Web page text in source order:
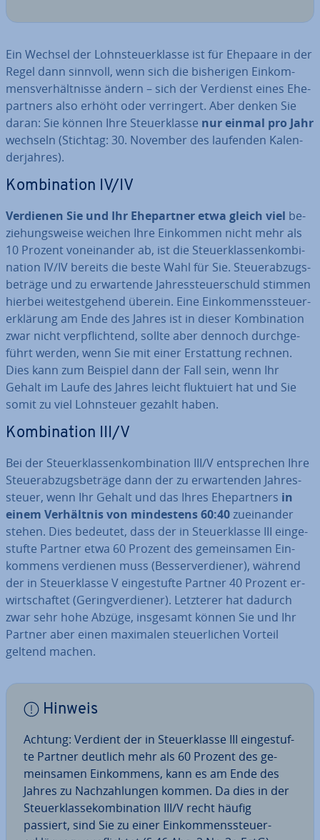
Ein Wechsel der Lohn­steu­er­klas­se ist für Ehepaare in der
Regel dann sinnvoll, wenn sich die bis­he­ri­gen Ein­kom­
mens­ver­hält­nis­se ändern – sich der Verdienst eines Ehe­
part­ners also erhöht oder ver­rin­gert. Aber denken Sie
daran: Sie können Ihre Steu­er­klas­se nur einmal pro Jahr
wechseln (Stichtag: 30. November des laufenden Ka­len­
der­jah­res).
Kom­bi­na­ti­on IV/IV
Verdienen Sie und Ihr Ehe­part­ner etwa gleich viel be­
zie­hungs­wei­se weichen Ihre Einkommen nicht mehr als
10 Prozent von­ein­an­der ab, ist die Steu­er­klas­sen­kom­bi­
na­ti­on IV/IV bereits die beste Wahl für Sie. Steu­er­ab­zugs­
be­trä­ge und zu er­war­ten­de Jah­res­steu­er­schuld stimmen
hierbei wei­test­ge­hend überein. Eine Ein­kom­mens­steu­er­
erklä­rung am Ende des Jahres ist in dieser Kom­bi­na­ti­on
zwar nicht ver­pflich­tend, sollte aber dennoch durch­ge­
führt werden, wenn Sie mit einer Er­stat­tung rechnen.
Dies kann zum Beispiel dann der Fall sein, wenn Ihr
Gehalt im Laufe des Jahres leicht fluk­tu­iert hat und Sie
somit zu viel Lohn­steu­er gezahlt haben.
Kom­bi­na­ti­on III/V
Bei der Steu­er­klas­sen­kom­bi­na­ti­on III/V ent­spre­chen Ihre
Steu­er­ab­zugs­be­trä­ge dann der zu er­war­ten­den Jah­res­
steu­er, wenn Ihr Gehalt und das Ihres Ehe­part­ners in
einem Ver­hält­nis von min­des­tens 60:40zu­ein­an­der
stehen. Dies bedeutet, dass der in Steu­er­klas­se III ein­ge­
stuf­te Partner etwa 60 Prozent des ge­mein­sa­men Ein­
kom­mens verdienen muss (Bes­ser­ver­die­ner), während
der in Steu­er­klas­se V ein­ge­stuf­te Partner 40 Prozent er­
wirt­schaf­tet (Ge­ring­ver­die­ner). Letzterer hat dadurch
zwar sehr hohe Abzüge, insgesamt können Sie und Ihr
Partner aber einen maximalen steu­er­li­chen Vorteil
geltend machen.
Hinweis
Achtung: Verdient der in Steu­er­klas­se III ein­ge­stuf­
te Partner deutlich mehr als 60 Prozent des ge­
mein­sa­men Ein­kom­mens, kann es am Ende des
Jahres zu Nach­zah­lun­gen kommen. Da dies in der
Steu­er­klas­se­kom­bi­na­ti­on III/V recht häufig
passiert, sind Sie zu einer Ein­kom­mens­steu­er­